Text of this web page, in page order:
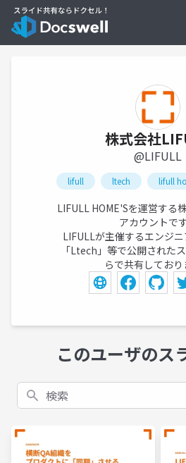
株式会社
@LIFULL
lifull ltech lifull
LIFULL HOME'Sを運営する
アカウントです
LIFULLが主催するエンジ
「Ltech」等で公開された
らで共有しており
このユーザのス
検索